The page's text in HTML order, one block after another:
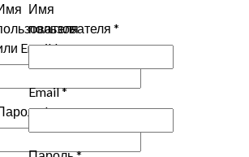
Email*
*
Имя
пользователя *
Email*